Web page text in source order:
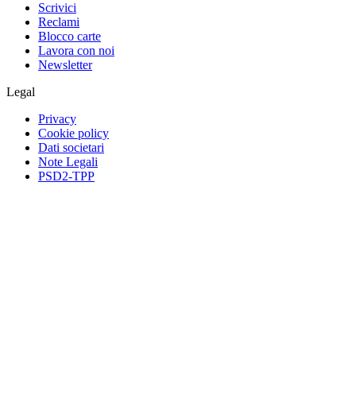
Scrivici
Reclami
Blocco carte
Lavora con noi
Newsletter
Legal
Privacy
Cookie policy
Dati societari
Note Legali
PSD2-TPP